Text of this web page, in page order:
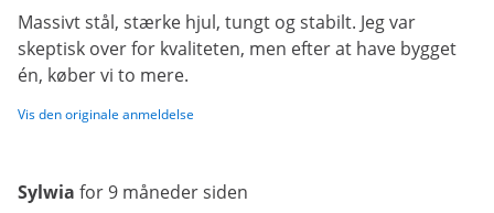
Massivt stål, stærke hjul, tungt og stabilt. Jeg var
skeptisk over for kvaliteten, men efter at have bygget
én, køber vi to mere.
Vis den originale anmeldelse
Sylwia for 9 måneder siden